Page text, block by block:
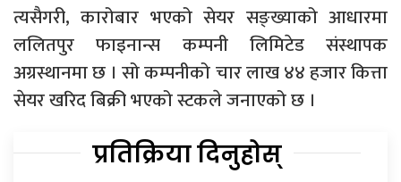
त्यसैगरी, कारोबार भएको सेयर सङ्ख्याको आधारमा
ललितपुर फाइनान्स कम्पनी लिमिटेड संस्थापक
अग्रस्थानमा छ । सो कम्पनीको चार लाख ४४ हजार कित्ता
सेयर खरिद बिक्री भएको स्टकले जनाएको छ ।
प्रतिक्रिया दिनुहोस्